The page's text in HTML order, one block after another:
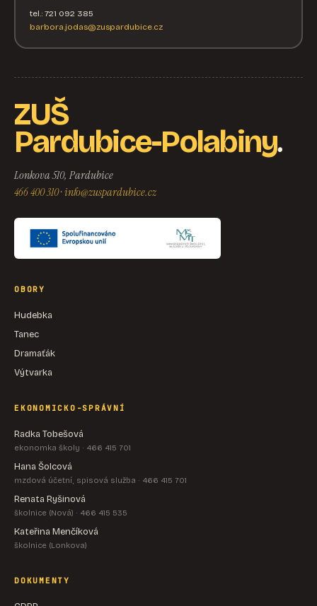
tel.: 721 092 385
barbora.jodas@zuspardubice.cz
ZUŠ
Pardubice-Polabiny.
Lonkova 510, Pardubice
466 400 310·info@zuspardubice.cz
OBORY
Hudebka
Tanec
Dramaťák
Výtvarka
EKONOMICKO-SPRÁVNÍ
Radka Tobešová
ekonomka školy · 466 415 701
Hana Šolcová
mzdová účetní, spisová služba · 466 415 701
Renata Ryšinová
školnice (Nová) · 466 415 535
Kateřina Menčíková
školnice (Lonkova)
DOKUMENTY